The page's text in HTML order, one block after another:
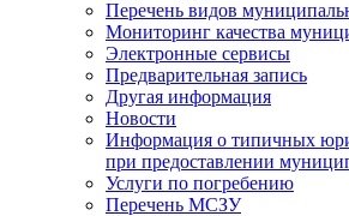
Перечень видов
Мониторинг качества
Электронные сервисы
Предварительная запись
Другая информация
Новости
Информация о типичных
при предоставлении
Услуги по погребению
Перечень МСЗУ